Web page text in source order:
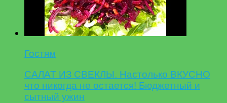
Гостям
САЛАТ ИЗ СВЕКЛЫ. Настолько ВКУСНО
что никогда не остается! Бюджетный и
сытный ужин